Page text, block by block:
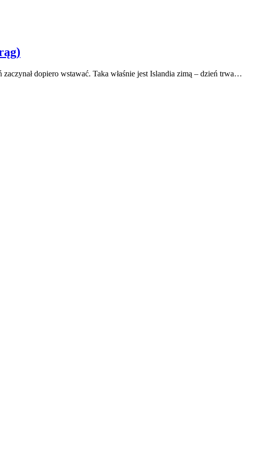
dopiero wstawać. Taka właśnie jest Islandia zimą – dzień trwa…